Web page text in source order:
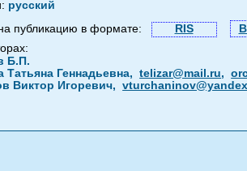
русский
публикацию в формате:
RIS
Б.П.
Татьяна Геннадьевна,telizar@mail.ru,
Виктор Игоревич,